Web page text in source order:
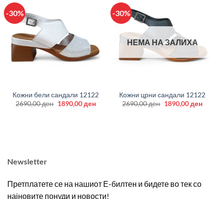
-30%
Кожни бели сандали 12122
2690,00ден Original
1890,00денCurrent
-30%
НЕМА НА ЗАЛИХА
Кожни црни сандали 12122
2690,00ден Original
1890,00ден
Newsletter
Претплатете се на нашиот Е-билтен и бидете во тек со
најновите понуди и новости!